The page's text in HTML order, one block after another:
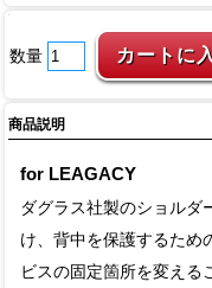
数量
商品説明
for LEAGACY
ダグラス社製のショルダ
け、背中を保護するため
ビスの固定箇所を変える